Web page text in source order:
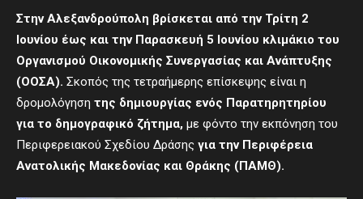
Στην Αλεξανδρούπολη βρίσκεται από την Τρίτη 2
Ιουνίου έως και την Παρασκευή 5 Ιουνίου κλιμάκιο του
Οργανισμού Οικονομικής Συνεργασίας και Ανάπτυξης
(ΟΟΣΑ). Σκοπός της τετραήμερης επίσκεψης είναι η
δρομολόγηση της δημιουργίας ενός Παρατηρητηρίου
για το δημογραφικό ζήτημα, με φόντο την εκπόνηση του
Περιφερειακού Σχεδίου Δράσης για την Περιφέρεια
Ανατολικής Μακεδονίας και Θράκης (ΠΑΜΘ).